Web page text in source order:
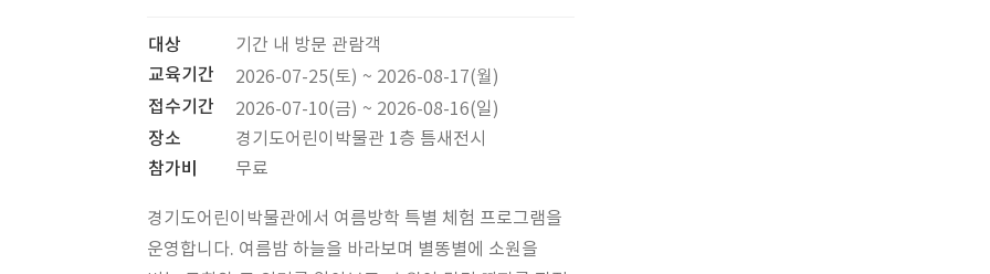
대상
기간 내 방문 관람객
교육기간
2026-07-25(토) ~ 2026-08-17(월)
접수기간 2026-07-10(금) ~ 2026-08-16(일)
장소
경기도어린이박물관 1층 틈새전시
참가비
무료
경기도어린이박물관에서 여름방학 특별 체험 프로그램을
운영합니다. 여름밤 하늘을 바라보며 별똥별에 소원을